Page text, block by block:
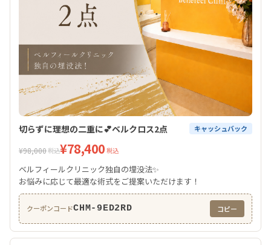
切らずに理想の二重に💕ベルクロス2点 キャッシュバック
¥98,000税込¥78,400 税込
ベルフィールクリニック独自の埋没法✨
お悩みに応じて最適な術式をご提案いただけます！
クーポンコードCHM-9ED2RD コピー